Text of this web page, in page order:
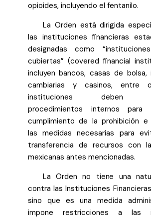
opioides, incluyendo el fentanilo.
La Orden está dirigida
las instituciones financieras
designadas como
cubiertas” (covered financial
incluyen bancos, casas de bolsa,
cambiarias y casinos, entre
instituciones deben
procedimientos internos para
cumplimiento de la prohibición e
las medidas necesarias para
transferencia de recursos con
mexicanas antes mencionadas.
La Orden no tiene una
contra las Instituciones
sino que es una medida
impone restricciones a las